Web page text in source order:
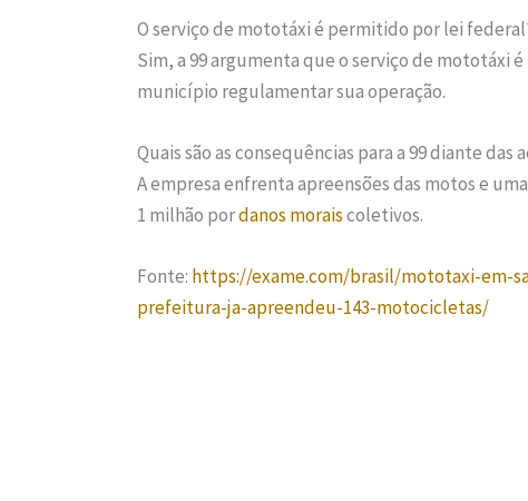
O serviço de mototáxi é permitido por lei
Sim, a 99 argumenta que o serviço de mototáxi
município regulamentar sua operação.
Quais são as consequências para a 99 diante das
A empresa enfrenta apreensões das motos e uma
1 milhão pordanos moraiscoletivos.
Fonte: https://exame.com/brasil/mototaxi-em-
prefeitura-ja-apreendeu-143-motocicletas/